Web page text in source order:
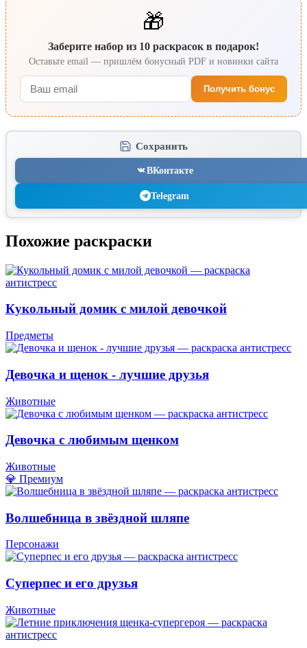
🎁
Заберите набор из 10 раскрасок в подарок!
Оставьте email — пришлём бонусный PDF и новинки сайта
Получить бонус
Сохранить
ВКонтакте
Telegram
Похожие раскраски
Кукольный домик с милой девочкой
Предметы
Девочка и щенок - лучшие друзья
Животные
Девочка с любимым щенком
Животные
💎 Премиум
Волшебница в звёздной шляпе
Персонажи
Суперпес и его друзья
Животные